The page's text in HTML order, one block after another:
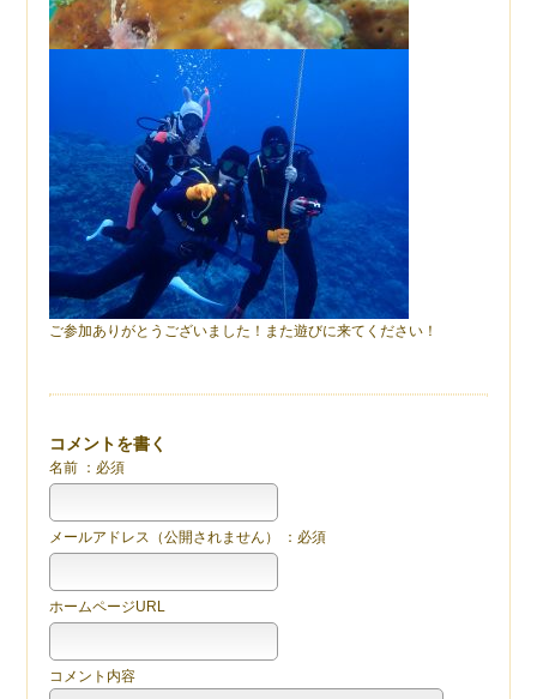
ご参加ありがとうございました！また遊びに来てください！
コメントを書く
名前 ：必須
メールアドレス（公開されません） ：必須
ホームページURL
コメント内容